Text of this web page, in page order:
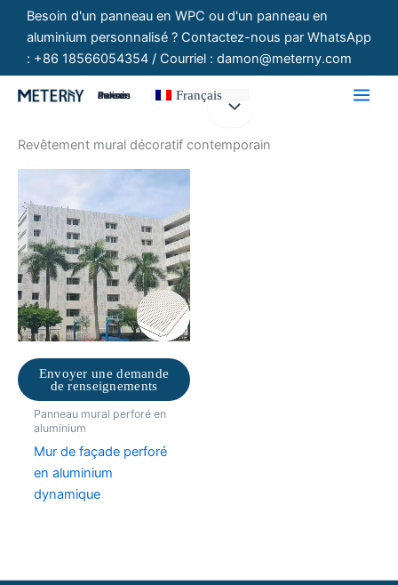
contenu
Besoin d'un panneau en WPC ou d'un panneau en
aluminium personnalisé ? Contactez-nous par WhatsApp
: +86 18566054354 / Courriel : damon@meterny.com
Panneaux Personnalisés Français
Revêtement mural décoratif contemporain
Envoyer une demande
de renseignements
Panneau mural perforé en
aluminium
Mur de façade perforé
en aluminium
dynamique